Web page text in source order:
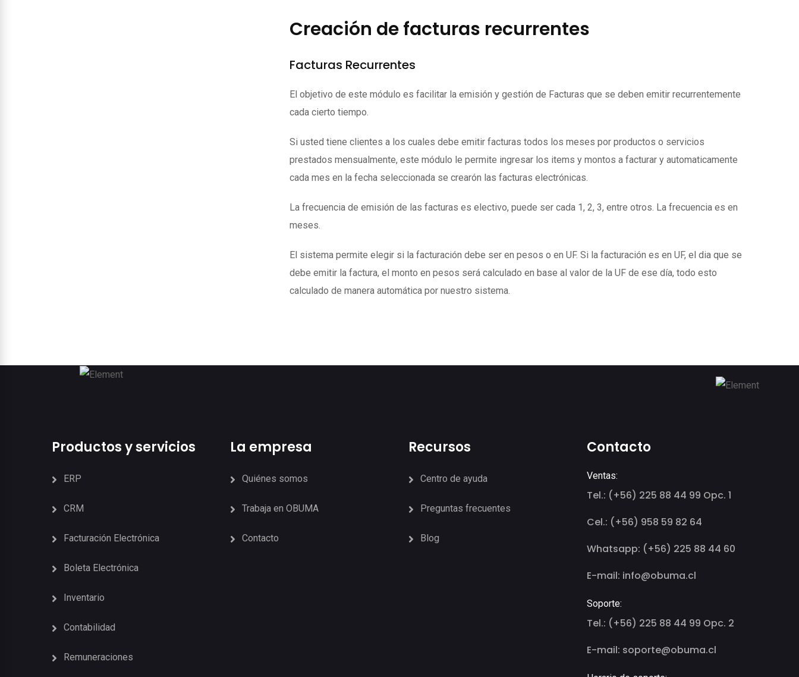
Creación de facturas recurrentes
Facturas Recurrentes
El objetivo de este módulo es facilitar la emisión y gestión de Facturas que se deben emitir recurrentemente
cada cierto tiempo.
Si usted tiene clientes a los cuales debe emitir facturas todos los meses por productos o servicios
prestados mensualmente, este módulo le permite ingresar los items y montos a facturar y automaticamente
cada mes en la fecha seleccionada se crearón las facturas electrónicas.
La frecuencia de emisión de las facturas es electivo, puede ser cada 1, 2, 3, entre otros. La frecuencia es en
meses.
El sistema permite elegir si la facturación debe ser en pesos o en UF. Si la facturación es en UF, el dia que se
debe emitir la factura, el monto en pesos será calculado en base al valor de la UF de ese día, todo esto
calculado de manera automática por nuestro sistema.
Productos y servicios
ERP
CRM
Facturación Electrónica
Boleta Electrónica
Inventario
Contabilidad
Remuneraciones
La empresa
Quiénes somos
Trabaja en OBUMA
Contacto
Recursos
Centro de ayuda
Preguntas frecuentes
Blog
Contacto
Ventas:
Tel.: (+56) 225 88 44 99 Opc. 1
Cel.: (+56) 958 59 82 64
Whatsapp: (+56) 225 88 44 60
E-mail: info@obuma.cl
Soporte:
Tel.: (+56) 225 88 44 99 Opc. 2
E-mail: soporte@obuma.cl